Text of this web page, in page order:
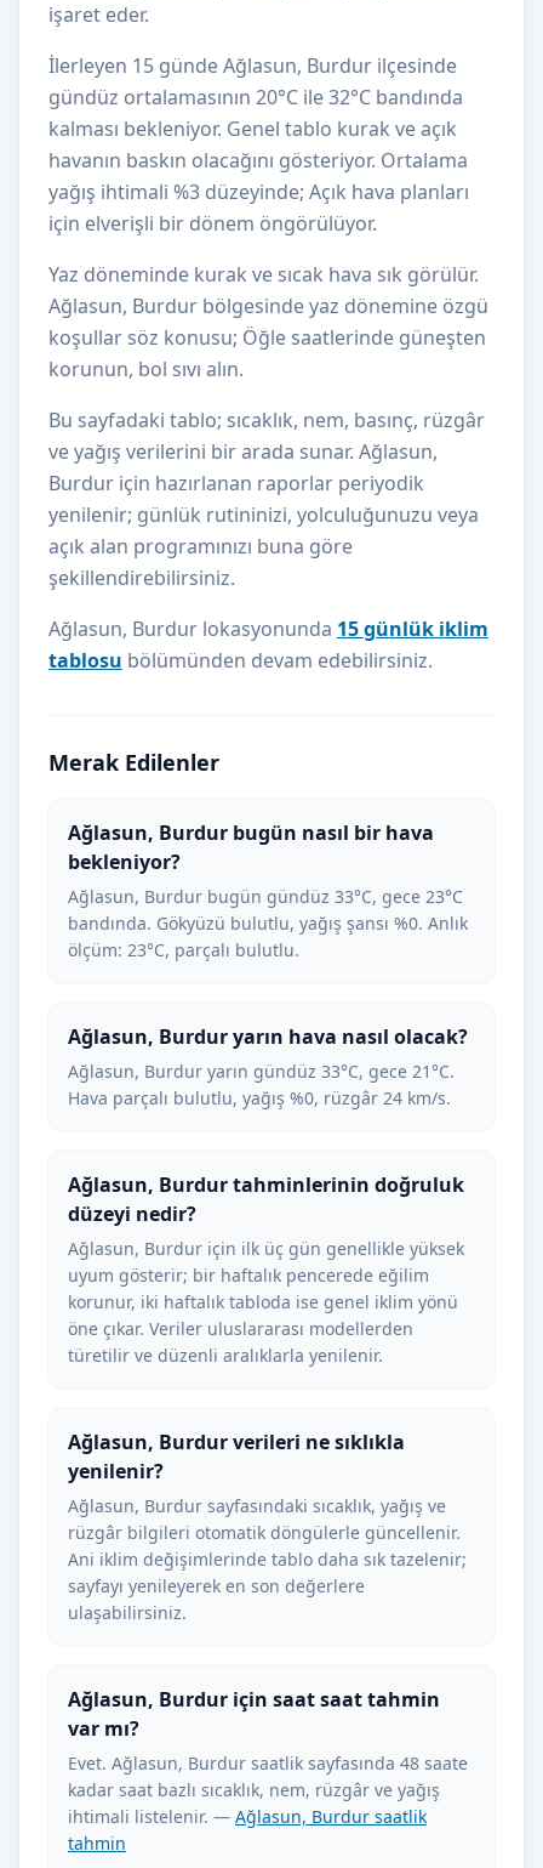
işaret eder.
İlerleyen 15 günde Ağlasun, Burdur ilçesinde
gündüz ortalamasının 20°C ile 32°C bandında
kalması bekleniyor. Genel tablo kurak ve açık
havanın baskın olacağını gösteriyor. Ortalama
yağış ihtimali %3 düzeyinde; Açık hava planları
için elverişli bir dönem öngörülüyor.
Yaz döneminde kurak ve sıcak hava sık görülür.
Ağlasun, Burdur bölgesinde yaz dönemine özgü
koşullar söz konusu; Öğle saatlerinde güneşten
korunun, bol sıvı alın.
Bu sayfadaki tablo; sıcaklık, nem, basınç, rüzgâr
ve yağış verilerini bir arada sunar. Ağlasun,
Burdur için hazırlanan raporlar periyodik
yenilenir; günlük rutininizi, yolculuğunuzu veya
açık alan programınızı buna göre
şekillendirebilirsiniz.
Ağlasun, Burdur lokasyonunda 15 günlük iklim
tablosu bölümünden devam edebilirsiniz.
Merak Edilenler
Ağlasun, Burdur bugün nasıl bir hava
bekleniyor?
Ağlasun, Burdur bugün gündüz 33°C, gece 23°C
bandında. Gökyüzü bulutlu, yağış şansı %0. Anlık
ölçüm: 23°C, parçalı bulutlu.
Ağlasun, Burdur yarın hava nasıl olacak?
Ağlasun, Burdur yarın gündüz 33°C, gece 21°C.
Hava parçalı bulutlu, yağış %0, rüzgâr 24 km/s.
Ağlasun, Burdur tahminlerinin doğruluk
düzeyi nedir?
Ağlasun, Burdur için ilk üç gün genellikle yüksek
uyum gösterir; bir haftalık pencerede eğilim
korunur, iki haftalık tabloda ise genel iklim yönü
öne çıkar. Veriler uluslararası modellerden
türetilir ve düzenli aralıklarla yenilenir.
Ağlasun, Burdur verileri ne sıklıkla
yenilenir?
Ağlasun, Burdur sayfasındaki sıcaklık, yağış ve
rüzgâr bilgileri otomatik döngülerle güncellenir.
Ani iklim değişimlerinde tablo daha sık tazelenir;
sayfayı yenileyerek en son değerlere
ulaşabilirsiniz.
Ağlasun, Burdur için saat saat tahmin
var mı?
Evet. Ağlasun, Burdur saatlik sayfasında 48 saate
kadar saat bazlı sıcaklık, nem, rüzgâr ve yağış
ihtimali listelenir. — Ağlasun, Burdur saatlik
tahmin